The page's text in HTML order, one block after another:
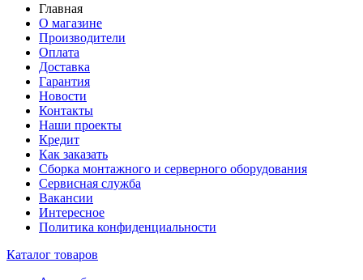
Главная
О магазине
Производители
Оплата
Доставка
Гарантия
Новости
Контакты
Наши проекты
Кредит
Как заказать
Сборка монтажного и серверного оборудования
Сервисная служба
Вакансии
Интересное
Политика конфиденциальности
Каталог товаров